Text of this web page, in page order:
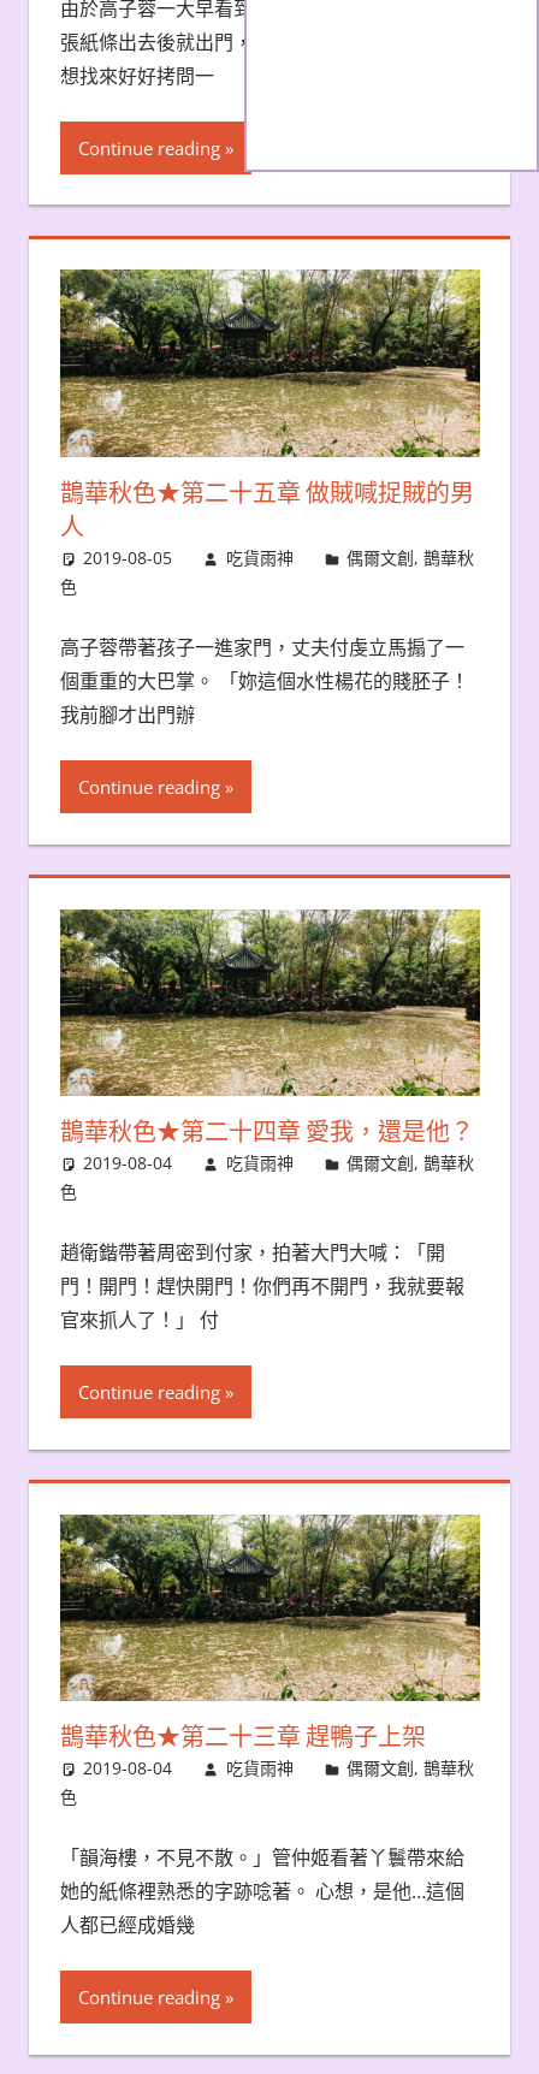
由於高子蓉一大早看到夫君神神秘秘地請家丁送
張紙條出去後就出門，於是，等家丁回來之後就
想找來好好拷問一
Continue reading
鵲華秋色★第二十五章 做賊喊捉賊的男
人
2019-08-05 吃貨雨神 偶爾文創,鵲華秋
色
高子蓉帶著孩子一進家門，丈夫付虔立馬搧了一
個重重的大巴掌。 「妳這個水性楊花的賤胚子！
我前腳才出門辦
Continue reading
鵲華秋色★第二十四章 愛我，還是他？
2019-08-04 吃貨雨神 偶爾文創,鵲華秋
色
趙衛鍇帶著周密到付家，拍著大門大喊：「開
門！開門！趕快開門！你們再不開門，我就要報
官來抓人了！」 付
Continue reading
鵲華秋色★第二十三章 趕鴨子上架
2019-08-04 吃貨雨神 偶爾文創,鵲華秋
色
「韻海樓，不見不散。」管仲姬看著丫鬟帶來給
她的紙條裡熟悉的字跡唸著。 心想，是他…這個
人都已經成婚幾
Continue reading